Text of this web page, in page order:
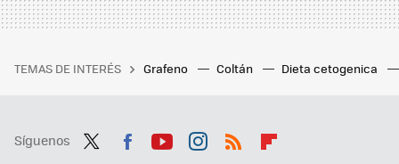
TEMAS DE INTERÉS Grafeno Coltán Dieta cetogenica
Síguenos